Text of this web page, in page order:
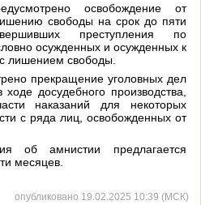
освобождение от
свободы на срок до пяти
преступления по
осужденных и осужденных к
лишением свободы.
прекращение уголовных дел
досудебного производства,
наказаний для некоторых
с ряда лиц, освобожденных от
об амнистии предлагается
месяцев.
опубликовано 19.02.2025 10:39 (МСК)